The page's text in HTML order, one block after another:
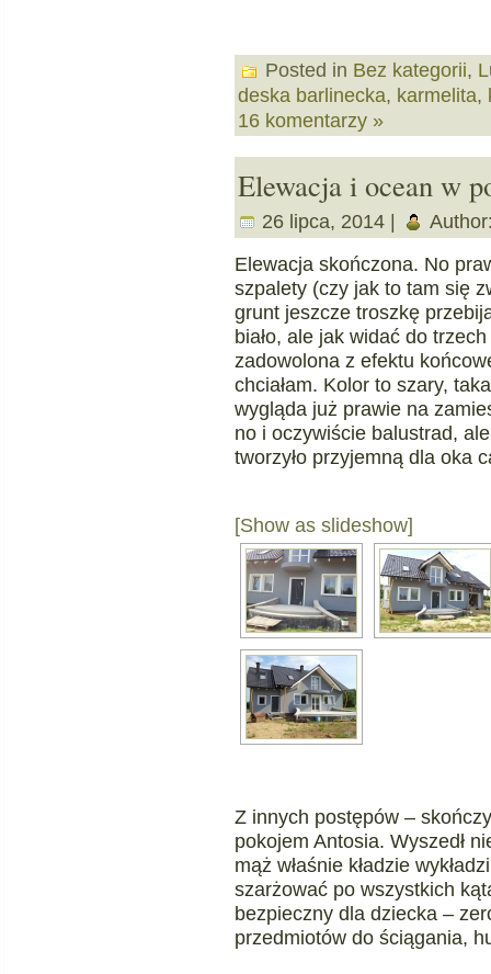
Posted in Bez kategorii,
deska barlinecka, karmelita,
16 komentarzy »
Elewacja i ocean w
26 lipca, 2014 |
Elewacja skończona. No
szpalety (czy jak to tam się
grunt jeszcze troszkę
biało, ale jak widać do
zadowolona z efektu
chciałam. Kolor to szary,
wygląda już prawie na
no i oczywiście balustrad,
tworzyło przyjemną dla oka
[Show as slideshow]
Z innych postępów –
pokojem Antosia. Wyszedł
mąż właśnie kładzie
szarżować po wszystkich
bezpieczny dla dziecka –
przedmiotów do ściągania,